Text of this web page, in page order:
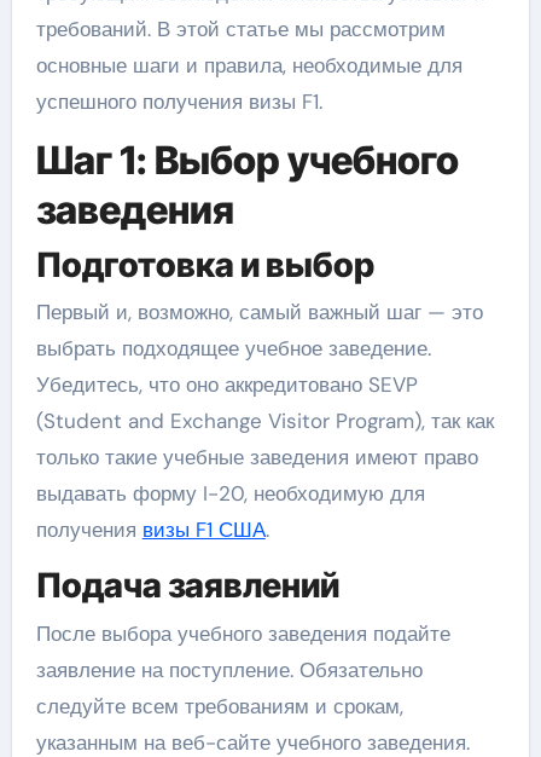
требований. В этой статье мы рассмотрим
основные шаги и правила, необходимые для
успешного получения визы F1.
Шаг 1: Выбор учебного
заведения
Подготовка и выбор
Первый и, возможно, самый важный шаг — это
выбрать подходящее учебное заведение.
Убедитесь, что оно аккредитовано SEVP
(Student and Exchange Visitor Program), так как
только такие учебные заведения имеют право
выдавать форму I-20, необходимую для
получения визы F1 США.
Подача заявлений
После выбора учебного заведения подайте
заявление на поступление. Обязательно
следуйте всем требованиям и срокам,
указанным на веб-сайте учебного заведения.